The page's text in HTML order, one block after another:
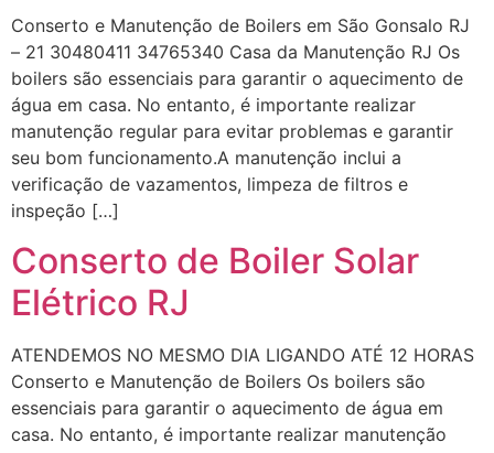
Conserto e Manutenção de Boilers em São Gonsalo RJ
– 21 30480411 34765340 Casa da Manutenção RJ Os
boilers são essenciais para garantir o aquecimento de
água em casa. No entanto, é importante realizar
manutenção regular para evitar problemas e garantir
seu bom funcionamento.A manutenção inclui a
verificação de vazamentos, limpeza de filtros e
inspeção […]
Conserto de Boiler Solar
Elétrico RJ
ATENDEMOS NO MESMO DIA LIGANDO ATÉ 12 HORAS
Conserto e Manutenção de Boilers Os boilers são
essenciais para garantir o aquecimento de água em
casa. No entanto, é importante realizar manutenção